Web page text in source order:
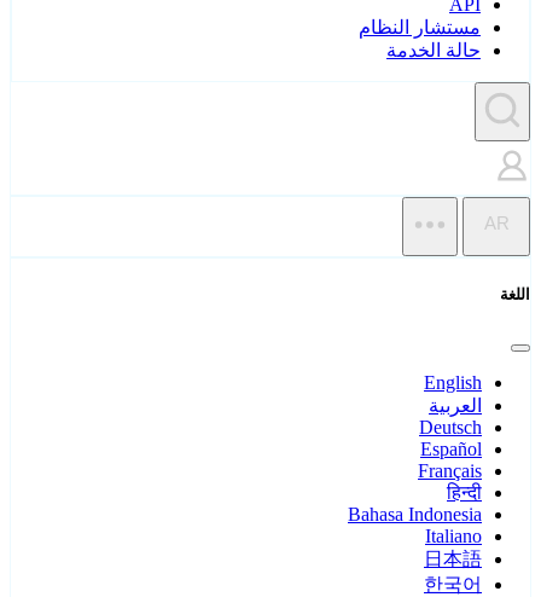
API
مستشار النظام
حالة الخدمة
AR
اللغة
English
العربية
Deutsch
Español
Français
हिन्दी
Bahasa Indonesia
Italiano
日本語
한국어